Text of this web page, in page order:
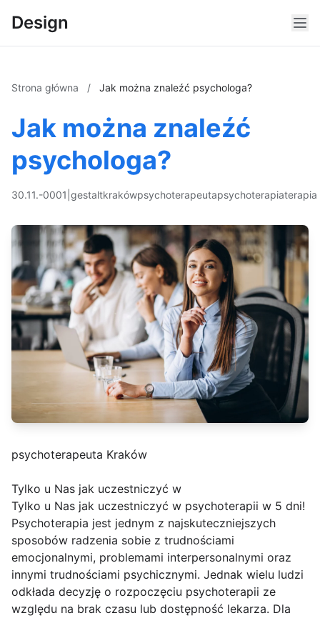
Design
Strona główna / Jak można znaleźć psychologa?
Jak można znaleźć
psychologa?
30.11.-0001 gestaltkrakówpsychoterapeutapsychoterapiaterapia
psychoterapeuta Kraków
Tylko u Nas jak uczestniczyć w
Tylko u Nas jak uczestniczyć w psychoterapii w 5 dni!
Psychoterapia jest jednym z najskuteczniejszych
sposobów radzenia sobie z trudnościami
emocjonalnymi, problemami interpersonalnymi oraz
innymi trudnościami psychicznymi. Jednak wielu ludzi
odkłada decyzję o rozpoczęciu psychoterapii ze
względu na brak czasu lub dostępność lekarza. Dla